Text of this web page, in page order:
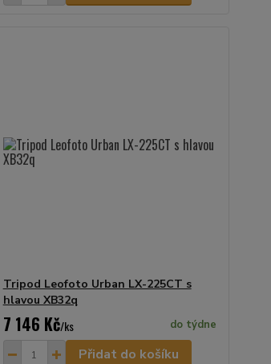
Tripod Leofoto Urban LX-225CT s
hlavou XB32q
7 146 Kč/ks do týdne
Přidat do košíku